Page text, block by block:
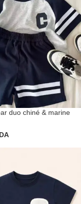
duo chiné & marine
DA